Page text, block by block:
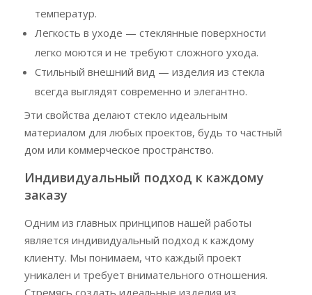
температур.
Легкость в уходе — стеклянные поверхности
легко моются и не требуют сложного ухода.
Стильный внешний вид — изделия из стекла
всегда выглядят современно и элегантно.
Эти свойства делают стекло идеальным
материалом для любых проектов, будь то частный
дом или коммерческое пространство.
Индивидуальный подход к каждому
заказу
Одним из главных принципов нашей работы
является индивидуальный подход к каждому
клиенту. Мы понимаем, что каждый проект
уникален и требует внимательного отношения.
Стремясь создать идеальные изделия из